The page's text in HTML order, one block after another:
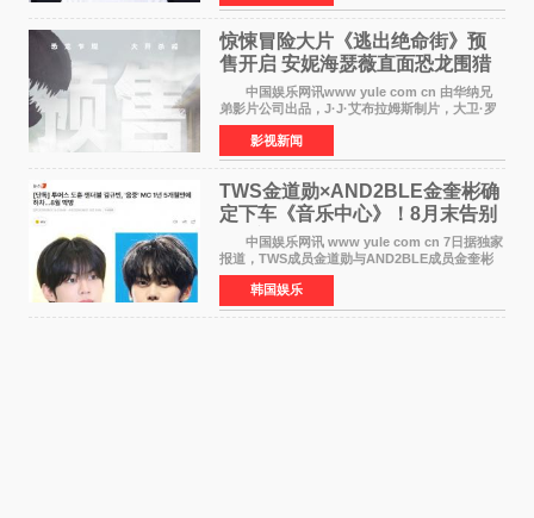
对白指导程寅，领
惊悚冒险大片《逃出绝命街》预
售开启 安妮海瑟薇直面恐龙围猎
中国娱乐网讯www yule com cn 由华纳兄
弟影片公司出品，J·J·艾布拉姆斯制片，大卫·罗
伯特·米切尔执导，好莱坞巨星安妮·海瑟薇和伊万
·麦克格雷格领衔主演的2026暑期惊悚冒险大片
《逃出绝
影视新闻
TWS金道勋×AND2BLE金奎彬确
定下车《音乐中心》！8月末告别
MC席位
中国娱乐网讯 www yule com cn 7日据独家
报道，TWS成员金道勋与AND2BLE成员金奎彬
将于8月离开《音乐中心》MC的位置。 金道
勋与金奎彬于去年3月与H2H A-NA一起被选为
《音乐中心》MC，约1
韩国娱乐